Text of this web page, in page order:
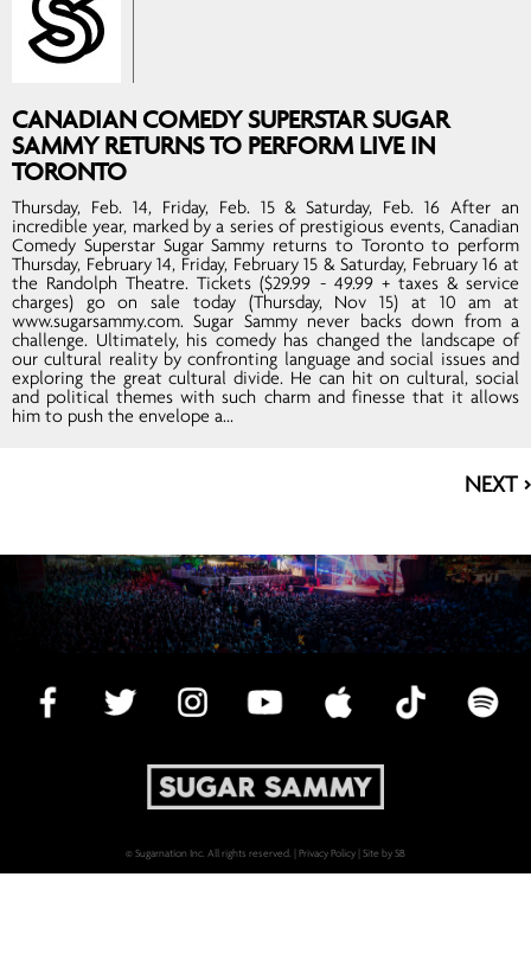
CANADIAN COMEDY SUPERSTAR SUGAR
SAMMY RETURNS TO PERFORM LIVE IN
TORONTO
Thursday, Feb. 14, Friday, Feb. 15 & Saturday, Feb. 16 After an
incredible year, marked by a series of prestigious events, Canadian
Comedy Superstar Sugar Sammy returns to Toronto to perform
Thursday, February 14, Friday, February 15 & Saturday, February 16 at
the Randolph Theatre. Tickets ($29.99 - 49.99 + taxes & service
charges) go on sale today (Thursday, Nov 15) at 10 am at
www.sugarsammy.com. Sugar Sammy never backs down from a
challenge. Ultimately, his comedy has changed the landscape of
our cultural reality by confronting language and social issues and
exploring the great cultural divide. He can hit on cultural, social
and political themes with such charm and finesse that it allows
him to push the envelope a...
NEXT >
© Sugarnation Inc. All rights reserved. |Privacy Policy|Site by SB